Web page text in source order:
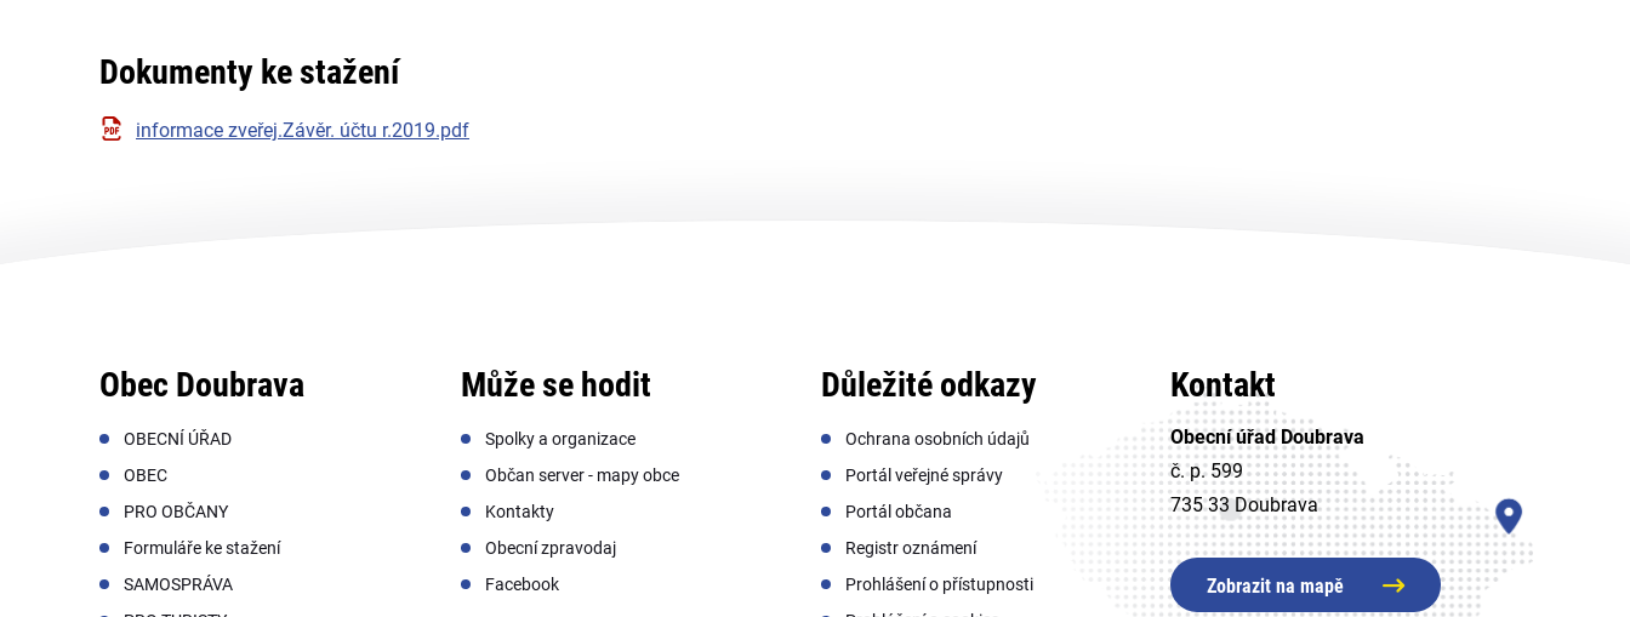
Dokumenty ke stažení
informace zveřej.Závěr. účtu r.2019.pdf
Obec Doubrava
OBECNÍ ÚŘAD
OBEC
PRO OBČANY
Formuláře ke stažení
SAMOSPRÁVA
Může se hodit
Spolky a organizace
Občan server - mapy obce
Kontakty
Obecní zpravodaj
Facebook
Důležité odkazy
Ochrana osobních údajů
Portál veřejné správy
Portál občana
Registr oznámení
Prohlášení o přístupnosti
Kontakt
Obecní úřad Doubrava
č. p. 599
735 33 Doubrava
Zobrazit na mapě